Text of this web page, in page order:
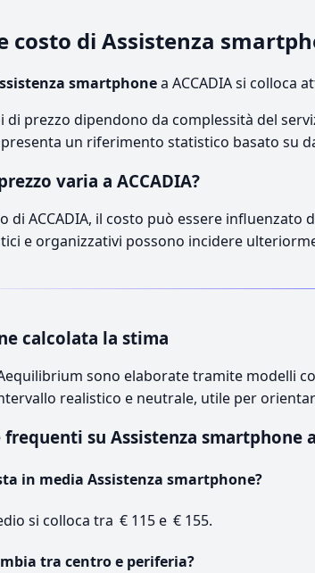
costo di Assistenza
smartphonea ACCADIA si colloca
di prezzo dipendono da complessità del
un riferimento statistico basato su
varia a ACCADIA?
di ACCADIA, il costo può essere
e organizzativi possono incidere
calcolata la stima
sono elaborate tramite modelli
realistico e neutrale, utile per
su Assistenza smartphone
in media Assistenza smartphone?
si colloca tra € 115 e € 155.
tra centro e periferia?